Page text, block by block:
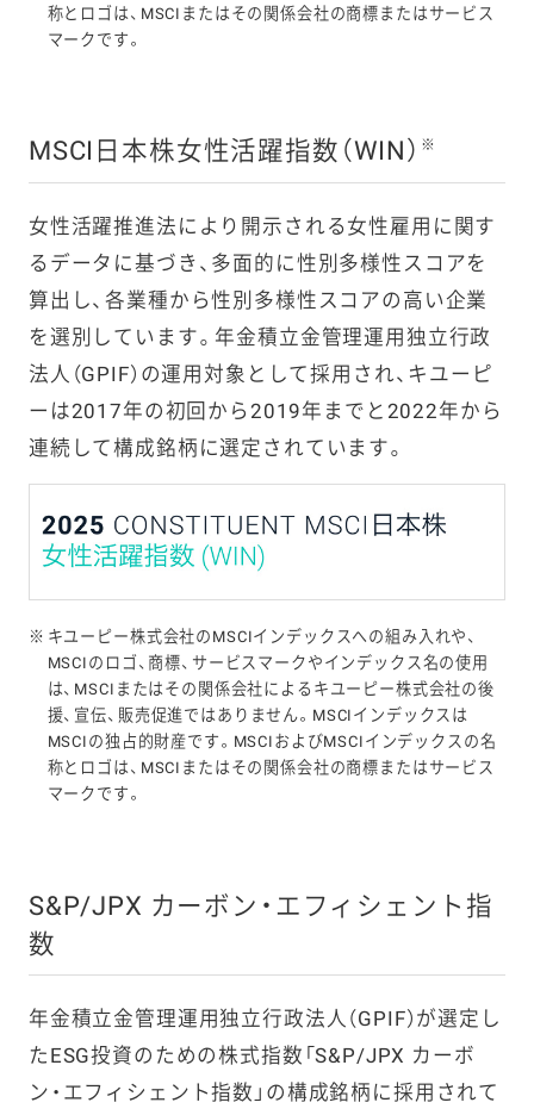
称とロゴは、MSCIまたはその関係会社の商標またはサービス
マークです。
MSCI日本株女性活躍指数（WIN） ※
女性活躍推進法により開示される女性雇用に関す
るデータに基づき、多面的に性別多様性スコアを
算出し、各業種から性別多様性スコアの高い企業
を選別しています。年金積立金管理運用独立行政
法人（GPIF）の運用対象として採用され、キユーピ
ーは2017年の初回から2019年までと2022年から
連続して構成銘柄に選定されています。
※ キユーピー株式会社のMSCIインデックスへの組み入れや、
MSCIのロゴ、商標、サービスマークやインデックス名の使用
は、MSCIまたはその関係会社によるキユーピー株式会社の後
援、宣伝、販売促進ではありません。MSCIインデックスは
MSCIの独占的財産です。MSCIおよびMSCIインデックスの名
称とロゴは、MSCIまたはその関係会社の商標またはサービス
マークです。
S&P/JPX カーボン・エフィシェント指
数
年金積立金管理運用独立行政法人（GPIF）が選定し
たESG投資のための株式指数「S&P/JPX カーボ
ン・エフィシェント指数」の構成銘柄に採用されて